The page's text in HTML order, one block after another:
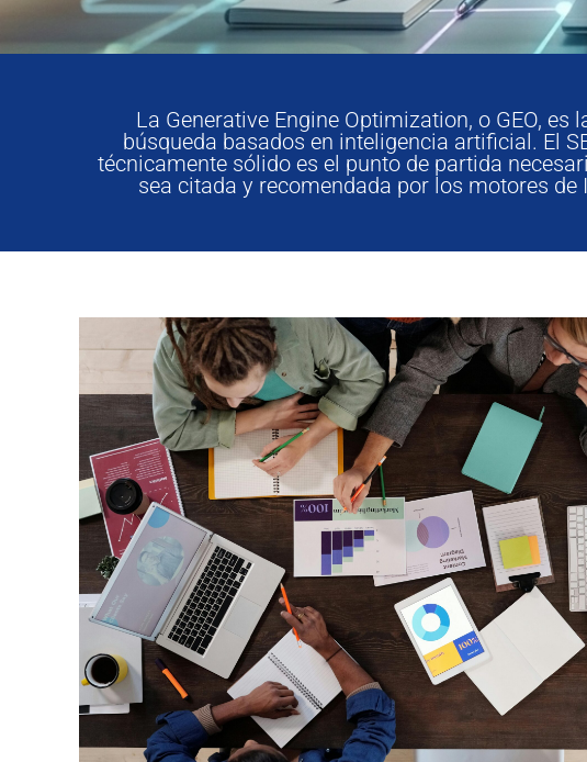
La Generative Engine Optimization, o GEO,
búsqueda basados en inteligencia artificial. El
técnicamente sólido es el punto de partida
sea citada y recomendada por los motores